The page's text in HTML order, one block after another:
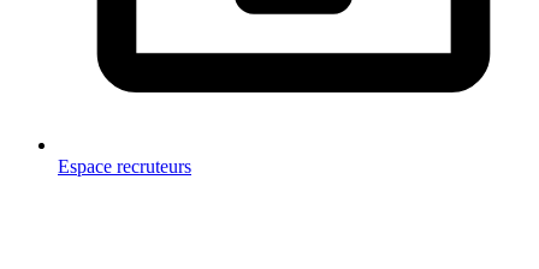
Espace recruteurs